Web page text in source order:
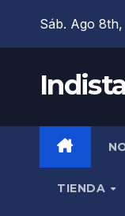
Sáb. Ago
TIENDA